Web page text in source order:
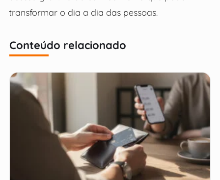
transformar o dia a dia das pessoas.
Conteúdo relacionado